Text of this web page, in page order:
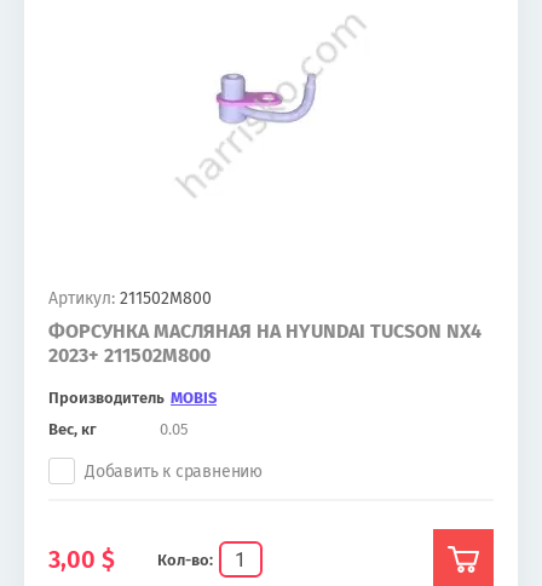
Артикул: 211502M800
ФОРСУНКА МАСЛЯНАЯ НА HYUNDAI TUCSON NX4
2023+ 211502M800
Производитель MOBIS
Вес, кг
0.05
Кол-во:
Добавить к сравнению
3,00 $